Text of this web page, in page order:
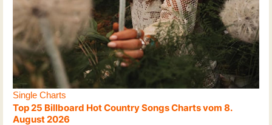
Single Charts
Top 25 Billboard Hot Country Songs Charts vom 8.
August 2026